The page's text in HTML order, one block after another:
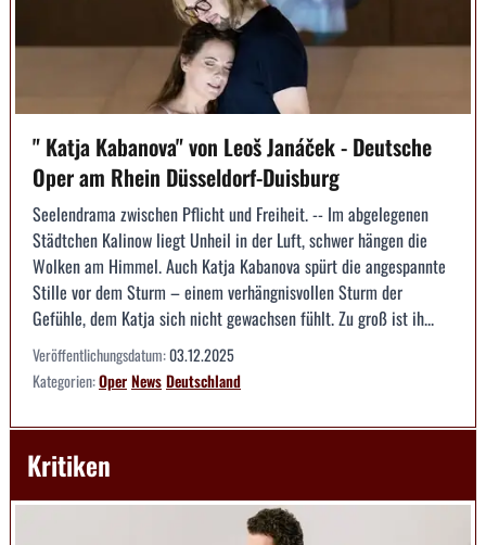
" Katja Kaba­nova" von Leoš Janáček - Deutsche
Oper am Rhein Düsseldorf-Duisburg
Seelendrama zwischen Pflicht und Freiheit. -- Im abgelegenen
Städtchen Kalinow liegt Unheil in der Luft, schwer hängen die
Wolken am Himmel. Auch Katja Kabanova spürt die angespannte
Stille vor dem Sturm – einem verhängnisvollen Sturm der
Gefühle, dem Katja sich nicht gewachsen fühlt. Zu groß ist ih...
Veröffentlichungsdatum:03.12.2025
Kategorien:OperNewsDeutschland
Kritiken